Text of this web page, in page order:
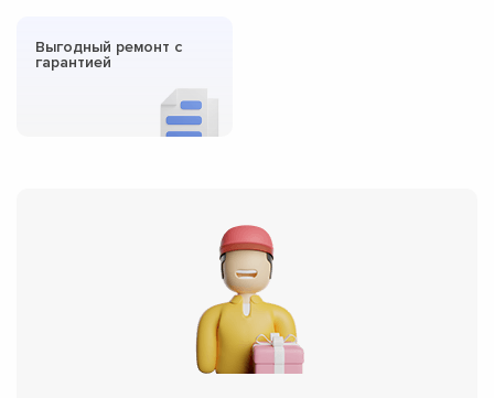
Выгодный ремонт с
гарантией